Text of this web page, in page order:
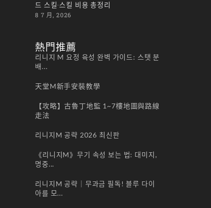
드 스킬·스킬 비용 총정리
8 7 月, 2026
熱門推薦
리니지 M 요정 육성 완벽 가이드: 스탯 분
배...
天堂M新手安裝教學
【攻略】古魯丁地監 1~7樓地圖與路線
走法
리니지M 공략 2026 최신판
《리니지M》무기 속성 보는 법: 대미지,
명중...
리니지M 공략｜무과금 필독! 블루 다이
아를 모...